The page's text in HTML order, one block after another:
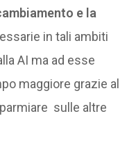
e la
in tali ambiti
AI ma ad esse
maggiore grazie al
sulle altre